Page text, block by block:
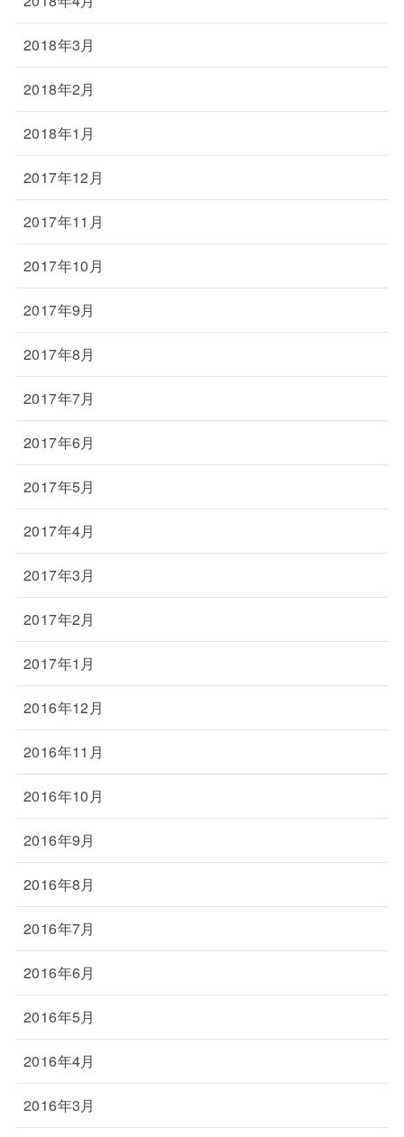
2018年3月
2018年2月
2018年1月
2017年12月
2017年11月
2017年10月
2017年9月
2017年8月
2017年7月
2017年6月
2017年5月
2017年4月
2017年3月
2017年2月
2017年1月
2016年12月
2016年11月
2016年10月
2016年9月
2016年8月
2016年7月
2016年6月
2016年5月
2016年4月
2016年3月